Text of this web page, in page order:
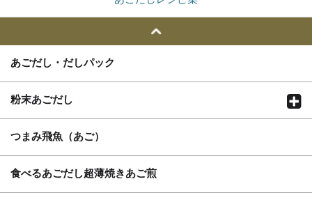
あごだし・だしパック
粉末あごだし
つまみ飛魚（あご）
食べるあごだし超薄焼きあご煎